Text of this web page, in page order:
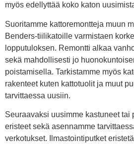
myös edellyttää koko katon
Suoritamme kattoremontteja muun
Benders-tiilikatoille varmistaen
lopputuloksen. Remontti alkaa
sekä mahdollisesti jo
poistamisella. Tarkistamme myös
rakenteet kuten kattotuolit ja muut
tarvittaessa uusiin.
Seuraavaksi uusimme kastuneet tai
eristeet sekä asennamme
verkotukset. Ilmastointiputket